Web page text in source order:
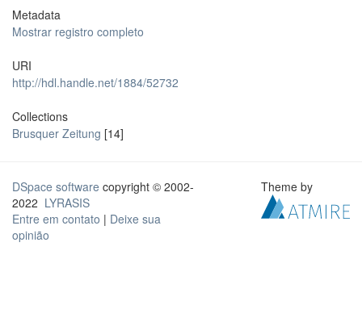
Metadata
Mostrar registro completo
URI
http://hdl.handle.net/1884/52732
Collections
Brusquer Zeitung [14]
DSpace software copyright © 2002-
2022 LYRASIS
Entre em contato | Deixe sua
opinião
Theme by